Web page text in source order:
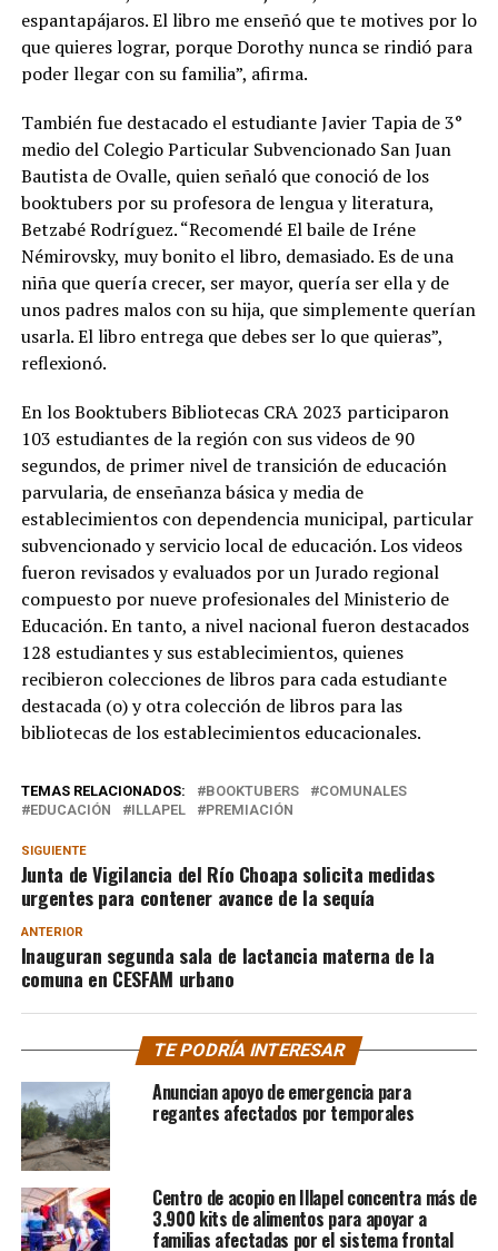
espantapájaros. El libro me enseñó que te motives por lo
que quieres lograr, porque Dorothy nunca se rindió para
poder llegar con su familia”, afirma.
También fue destacado el estudiante Javier Tapia de 3°
medio del Colegio Particular Subvencionado San Juan
Bautista de Ovalle, quien señaló que conoció de los
booktubers por su profesora de lengua y literatura,
Betzabé Rodríguez. “Recomendé El baile de Iréne
Némirovsky, muy bonito el libro, demasiado. Es de una
niña que quería crecer, ser mayor, quería ser ella y de
unos padres malos con su hija, que simplemente querían
usarla. El libro entrega que debes ser lo que quieras”,
reflexionó.
En los Booktubers Bibliotecas CRA 2023 participaron
103 estudiantes de la región con sus videos de 90
segundos, de primer nivel de transición de educación
parvularia, de enseñanza básica y media de
establecimientos con dependencia municipal, particular
subvencionado y servicio local de educación. Los videos
fueron revisados y evaluados por un Jurado regional
compuesto por nueve profesionales del Ministerio de
Educación. En tanto, a nivel nacional fueron destacados
128 estudiantes y sus establecimientos, quienes
recibieron colecciones de libros para cada estudiante
destacada (o) y otra colección de libros para las
bibliotecas de los establecimientos educacionales.
TEMAS RELACIONADOS: BOOKTUBERS
COMUNALES
EDUCACIÓN
ILLAPEL PREMIACIÓN
SIGUIENTE
Junta de Vigilancia del Río Choapa solicita medidas
urgentes para contener avance de la sequía
ANTERIOR
Inauguran segunda sala de lactancia materna de la
comuna en CESFAM urbano
TE PODRÍA INTERESAR
Anuncian apoyo de emergencia para
regantes afectados por temporales
Centro de acopio en Illapel concentra más de
3.900 kits de alimentos para apoyar a
familias afectadas por el sistema frontal